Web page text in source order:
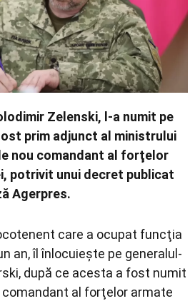
Zelenski, l-a numit pe
prim adjunct al ministrului
nou comandant al forţelor
potrivit unui decret publicat
Agerpres.
care a ocupat funcţia
an, îl înlocuieşte pe generalul-
după ce acesta a fost numit
al forţelor armate